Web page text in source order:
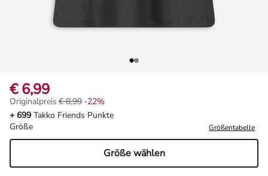
€ 6,99
Originalpreis € 8,99, Rabat -22%
Originalpreis € 8,99 -22%
+ 699 Takko Friends Punkte
Größe
Größentabelle
Größe wählen